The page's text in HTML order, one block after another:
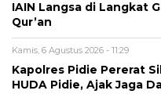
IAIN Langsa di Langkat
Qur’an
Kamis, 6 Agustus 2026 - 11:29
Kapolres Pidie Pererat
HUDA Pidie, Ajak Jaga